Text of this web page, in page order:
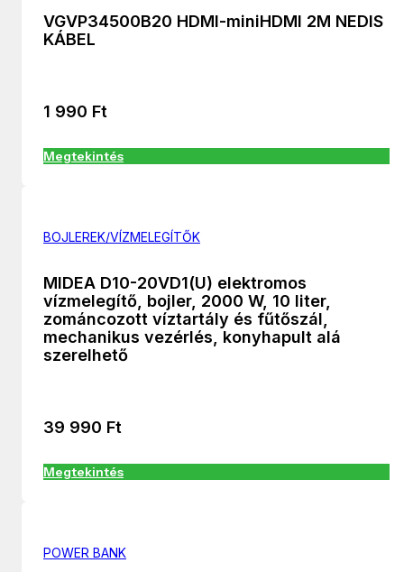
VGVP34500B20 HDMI-miniHDMI 2M NEDIS
KÁBEL
1 990 Ft
Megtekintés
BOJLEREK/VÍZMELEGÍTŐK
MIDEA D10-20VD1(U) elektromos
vízmelegítő, bojler, 2000 W, 10 liter,
zománcozott víztartály és fűtőszál,
mechanikus vezérlés, konyhapult alá
szerelhető
39 990 Ft
Megtekintés
POWER BANK